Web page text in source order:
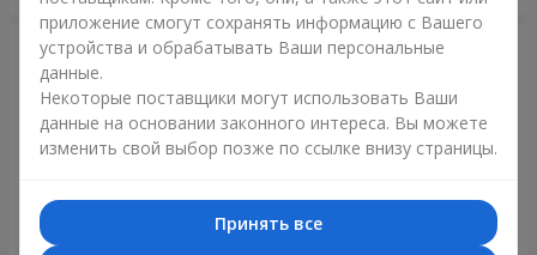
приложение смогут сохранять информацию с Вашего
устройства и обрабатывать Ваши персональные
данные.
Некоторые поставщики могут использовать Ваши
данные на основании законного интереса. Вы можете
изменить свой выбор позже по ссылке внизу страницы.
Принять все